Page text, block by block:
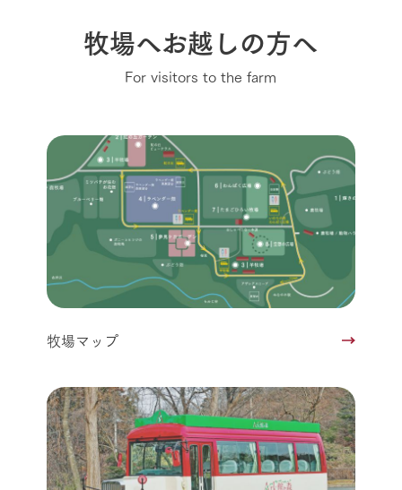
牧場へお越しの方へ
For visitors to the farm
牧場マップ